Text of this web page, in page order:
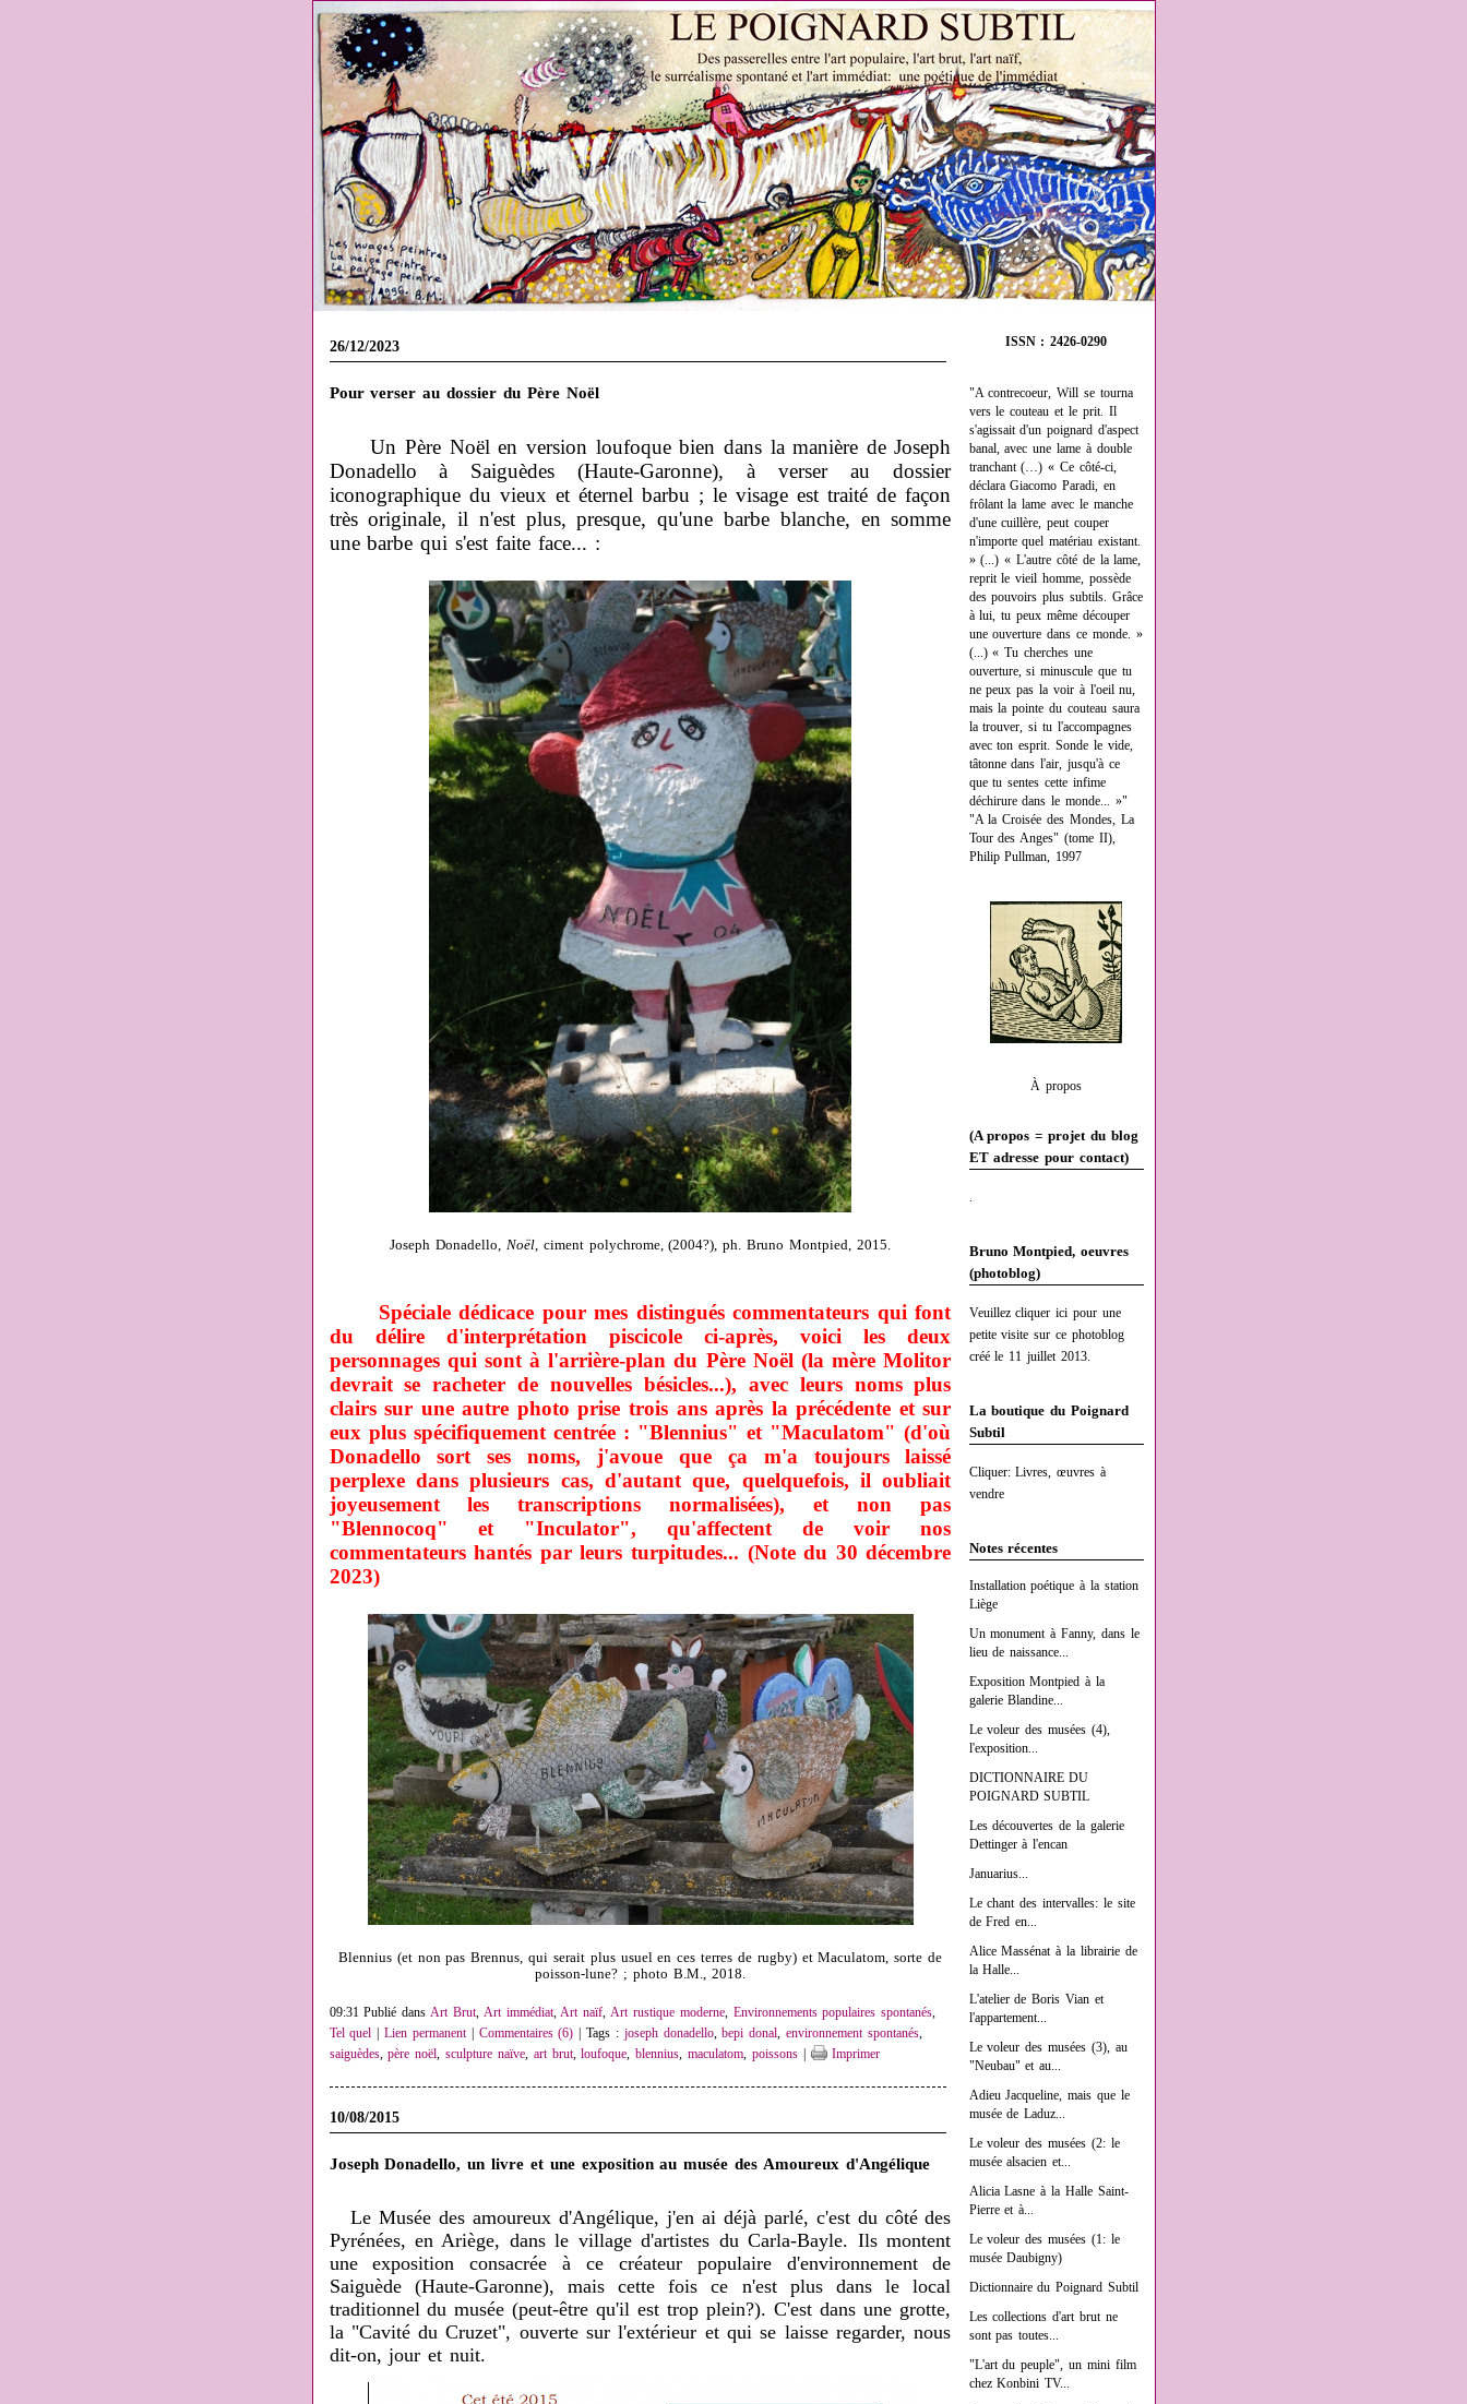
ISSN : 2426-0290
"A contrecoeur, Will se tourna
vers le couteau et le prit. Il
s'agissait d'un poignard d'aspect
banal, avec une lame à double
tranchant (…) « Ce côté-ci,
déclara Giacomo Paradi, en
frôlant la lame avec le manche
d'une cuillère, peut couper
n'importe quel matériau existant.
» (...) « L'autre côté de la lame,
reprit le vieil homme, possède
des pouvoirs plus subtils. Grâce
à lui, tu peux même découper
une ouverture dans ce monde. »
(...) « Tu cherches une
ouverture, si minuscule que tu
ne peux pas la voir à l'oeil nu,
mais la pointe du couteau saura
la trouver, si tu l'accompagnes
avec ton esprit. Sonde le vide,
tâtonne dans l'air, jusqu'à ce
que tu sentes cette infime
déchirure dans le monde... »"
"A la Croisée des Mondes, La
Tour des Anges" (tome II),
Philip Pullman, 1997
À propos
(A propos = projet du blog
ET adresse pour contact)
.
Bruno Montpied, oeuvres
(photoblog)
Veuillez cliquer ici pour une
petite visite sur ce photoblog
créé le 11 juillet 2013.
La boutique du Poignard
Subtil
Cliquer: Livres, œuvres à
vendre
Notes récentes
Installation poétique à la station
Liège
Un monument à Fanny, dans le
lieu de naissance...
Exposition Montpied à la
galerie Blandine...
Le voleur des musées (4),
l'exposition...
DICTIONNAIRE DU
POIGNARD SUBTIL
Les découvertes de la galerie
Dettinger à l'encan
Januarius...
Le chant des intervalles: le site
de Fred en...
Alice Massénat à la librairie de
la Halle...
L'atelier de Boris Vian et
l'appartement...
Le voleur des musées (3), au
"Neubau" et au...
Adieu Jacqueline, mais que le
musée de Laduz...
Le voleur des musées (2: le
musée alsacien et...
Alicia Lasne à la Halle Saint-
Pierre et à...
Le voleur des musées (1: le
musée Daubigny)
Dictionnaire du Poignard Subtil
Les collections d'art brut ne
sont pas toutes...
"L'art du peuple", un mini film
chez Konbini TV...
26/12/2023
Pour verser au dossier du Père Noël
Un Père Noël en version loufoque bien dans la manière de Joseph
Donadello à Saiguèdes (Haute-Garonne), à verser au dossier
iconographique du vieux et éternel barbu ; le visage est traité de façon
très originale, il n'est plus, presque, qu'une barbe blanche, en somme
une barbe qui s'est faite face... :
Joseph Donadello, Noël, ciment polychrome, (2004?), ph. Bruno Montpied, 2015.
Spéciale dédicace pour mes distingués commentateurs qui font
du délire d'interprétation piscicole ci-après, voici les deux
personnages qui sont à l'arrière-plan du Père Noël (la mère Molitor
devrait se racheter de nouvelles bésicles...), avec leurs noms plus
clairs sur une autre photo prise trois ans après la précédente et sur
eux plus spécifiquement centrée : "Blennius" et "Maculatom" (d'où
Donadellosort ses noms, j'avoue que ça m'a toujours laissé
perplexe dans plusieurs cas, d'autant que, quelquefois, il oubliait
joyeusement les transcriptions normalisées), et non pas
"Blennocoq" et "Inculator", qu'affectent de voir nos
commentateurs hantés par leurs turpitudes... (Note du 30 décembre
2023)
Blennius (et non pas Brennus, qui serait plus usuel en ces terres de rugby) et Maculatom, sorte de
poisson-lune? ; photo B.M., 2018.
09:31 Publié dansArt Brut, Art immédiat,Art naïf,Art rustique moderne, Environnements populaires spontanés,
Tel quel |Lien permanent| Commentaires (6) | Tags : joseph donadello, bepi donal,environnement spontanés,
saiguèdes,père noël,sculpture naïve, art brut,loufoque, blennius,maculatom, poissons| Imprimer
10/08/2015
Joseph Donadello, un livre et une exposition au musée des Amoureux d'Angélique
Le Musée des amoureux d'Angélique, j'en ai déjà parlé, c'est du côté des
Pyrénées, en Ariège, dans le village d'artistes du Carla-Bayle. Ils montent
une exposition consacrée à ce créateur populaire d'environnement de
Saiguède (Haute-Garonne), mais cette fois ce n'est plus dans le local
traditionnel du musée (peut-être qu'il est trop plein?). C'est dans une grotte,
la "Cavité du Cruzet", ouverte sur l'extérieur et qui se laisse regarder, nous
dit-on, jour et nuit.